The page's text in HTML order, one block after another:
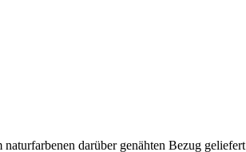
darüber genähten Bezug geliefert